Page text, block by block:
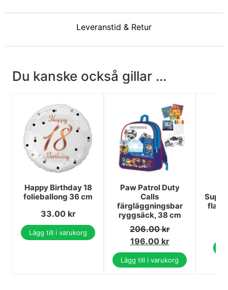
Leveranstid & Retur
Du kanske också gillar ...
Happy Birthday 18
folieballong 36 cm
33.00 kr
Lägg till i varukorg
Paw Patrol Duty
Calls
färgläggningsbar
ryggsäck, 38 cm
206.00kr
196.00 kr
Lägg till i varukorg